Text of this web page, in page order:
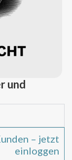
und
– jetzt
einloggen